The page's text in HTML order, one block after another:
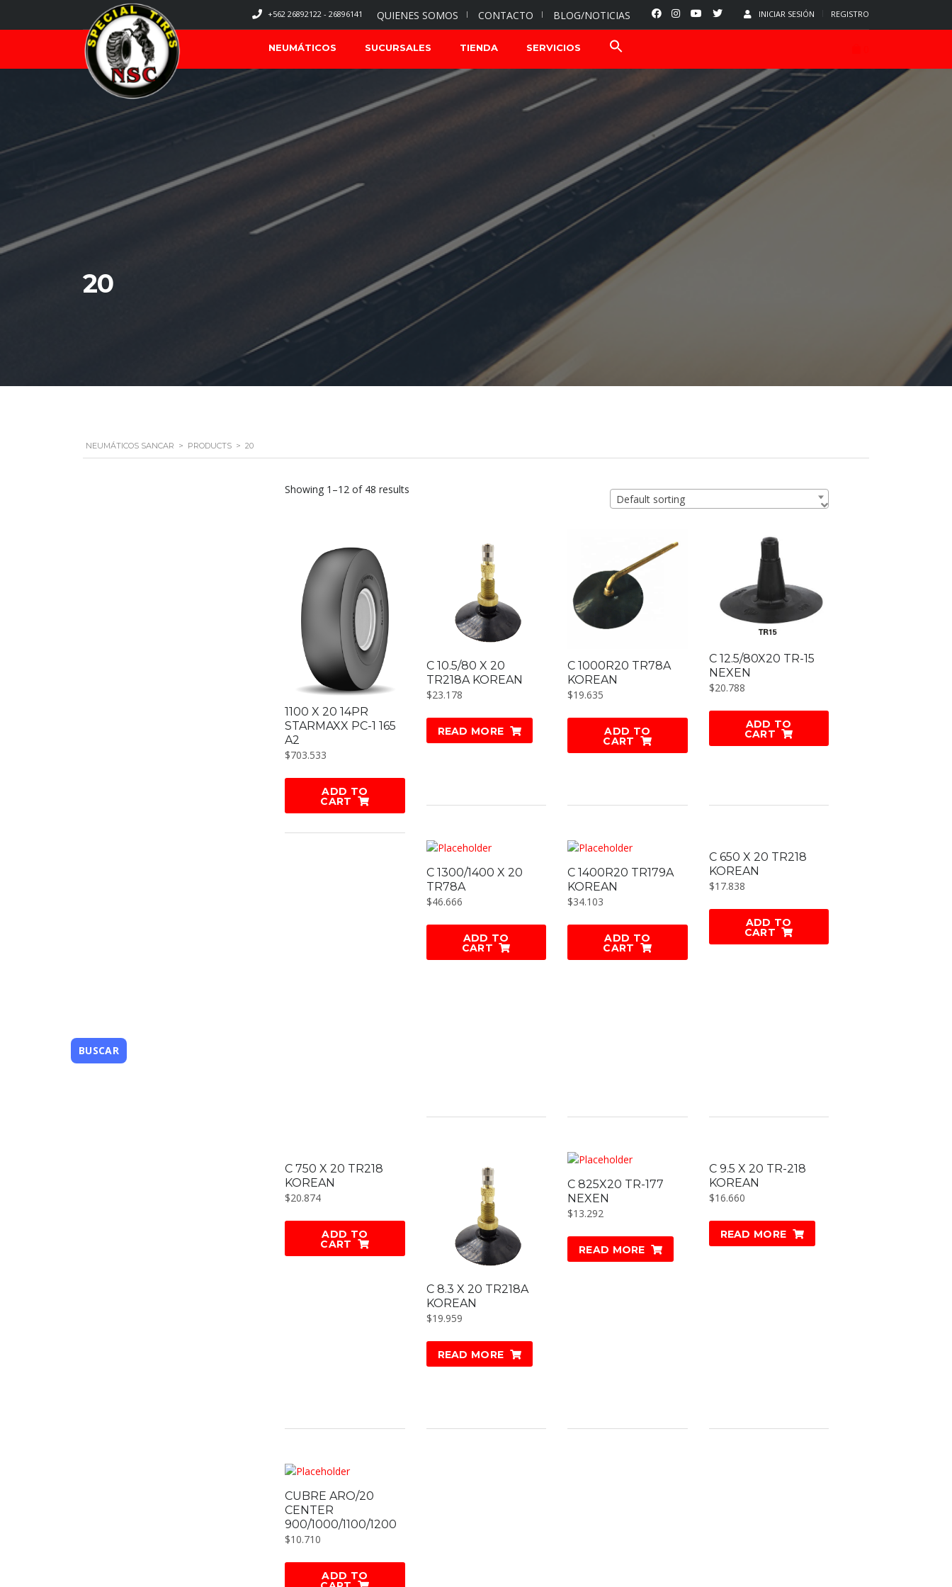
INICIAR SESIÓN REGISTRO
QUIENES SOMOS CONTACTO BLOG/NOTICIAS
+562 26892122 - 26896141
NEUMÁTICOS SUCURSALES TIENDA SERVICIOS
20
NEUMÁTICOS SANCAR > PRODUCTS > 20
Showing 1–12 of 48 results
Default sorting
1100 X 20 14PR
STARMAXX PC-1 165
A2
$703.533
ADD TO
CART
C 10.5/80 X 20
TR218A KOREAN
$23.178
READ MORE
C 1000R20 TR78A
KOREAN
$19.635
ADD TO
CART
C 12.5/80X20 TR-15
NEXEN
$20.788
ADD TO
CART
C 1300/1400 X 20
TR78A
$46.666
ADD TO
CART
C 1400R20 TR179A
KOREAN
$34.103
ADD TO
CART
C 650 X 20 TR218
KOREAN
$17.838
ADD TO
CART
C 750 X 20 TR218
KOREAN
$20.874
ADD TO
CART
C 8.3 X 20 TR218A
KOREAN
$19.959
READ MORE
C 825X20 TR-177
NEXEN
$13.292
READ MORE
C 9.5 X 20 TR-218
KOREAN
$16.660
READ MORE
CUBRE ARO/20
CENTER
900/1000/1100/1200
$10.710
ADD TO